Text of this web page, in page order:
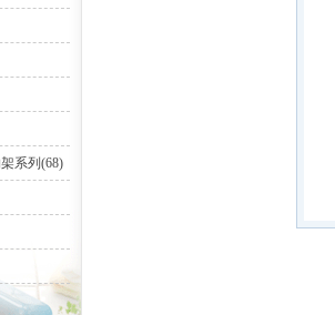
系列(68)